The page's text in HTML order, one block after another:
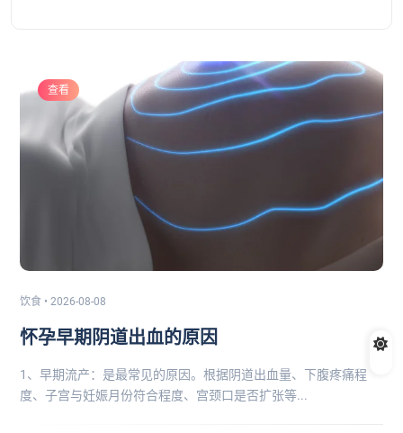
查看
饮食 • 2026-08-08
怀孕早期阴道出血的原因
1、早期流产：是最常见的原因。根据阴道出血量、下腹疼痛程
度、子宫与妊娠月份符合程度、宫颈口是否扩张等...